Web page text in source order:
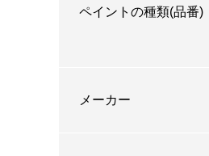
ペイントの種類(品番)
メーカー